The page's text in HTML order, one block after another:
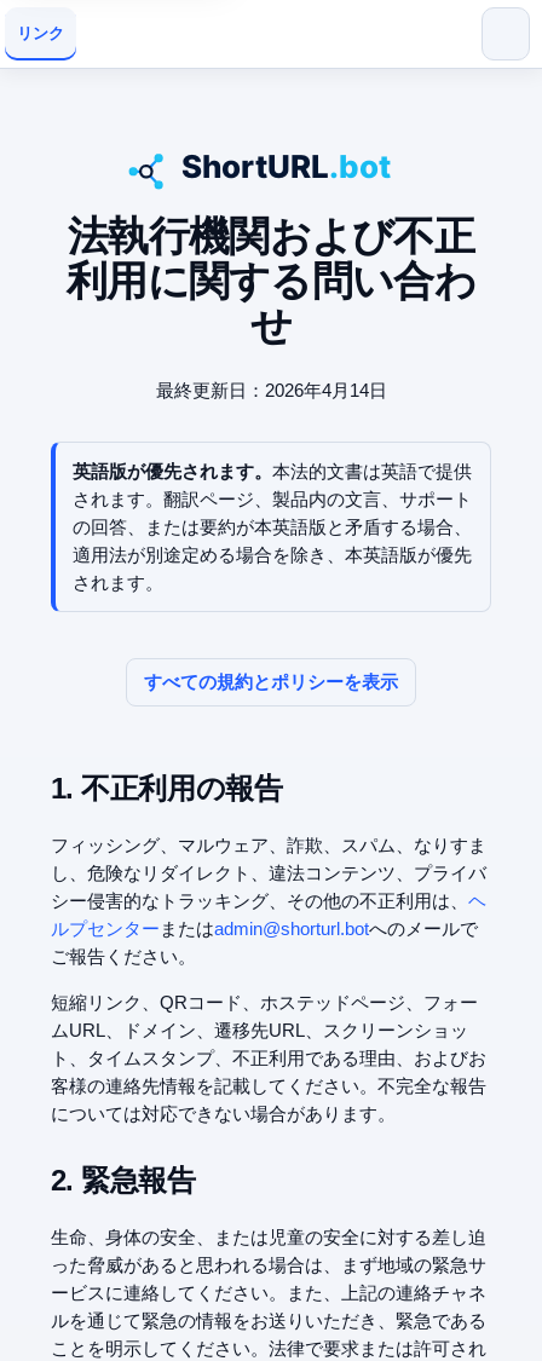
リンク
法執行機関および不正
利用に関する問い合わ
せ
最終更新日：2026年4月14日
英語版が優先されます。 本法的文書は英語で提供
されます。翻訳ページ、製品内の文言、サポート
の回答、または要約が本英語版と矛盾する場合、
適用法が別途定める場合を除き、本英語版が優先
されます。
すべての規約とポリシーを表示
1. 不正利用の報告
フィッシング、マルウェア、詐欺、スパム、なりすま
し、危険なリダイレクト、違法コンテンツ、プライバ
シー侵害的なトラッキング、その他の不正利用は、 ヘ
ルプセンター またはadmin@shorturl.botへのメールで
ご報告ください。
短縮リンク、QRコード、ホステッドページ、フォー
ムURL、ドメイン、遷移先URL、スクリーンショッ
ト、タイムスタンプ、不正利用である理由、およびお
客様の連絡先情報を記載してください。不完全な報告
については対応できない場合があります。
2. 緊急報告
生命、身体の安全、または児童の安全に対する差し迫
った脅威があると思われる場合は、まず地域の緊急サ
ービスに連絡してください。また、上記の連絡チャネ
ルを通じて緊急の情報をお送りいただき、緊急である
ことを明示してください。法律で要求または許可され